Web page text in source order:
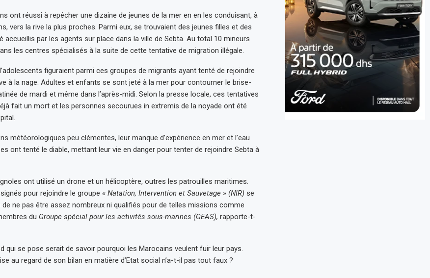
ont réussi à repêcher une dizaine de jeunes de la mer en en les conduisant, à
vers la rive la plus proches. Parmi eux, se trouvaient des jeunes filles et des
accueillis par les agents sur place dans la ville de Sebta. Au total 10 mineurs
les centres spécialisés à la suite de cette tentative de migration illégale.
figuraient parmi ces groupes de migrants ayant tenté de rejoindre
à la nage. Adultes et enfants se sont jeté à la mer pour contourner le brise-
de mardi et même dans l’après-midi. Selon la presse locale, ces tentatives
fait un mort et les personnes secourues in extremis de la noyade ont été
météorologiques peu clémentes, leur manque d’expérience en mer et l’eau
ont tenté le diable, mettant leur vie en danger pour tenter de rejoindre Sebta à
ont utilisé un drone et un hélicoptère, outres les patrouilles maritimes.
pour rejoindre le groupe « Natation, Intervention et Sauvetage » (NIR) se
ne pas être assez nombreux ni qualifiés pour de telles missions comme
du Groupe spécial pour les activités sous-marines (GEAS), rapporte-t-
qui se pose serait de savoir pourquoi les Marocains veulent fuir leur pays.
au regard de son bilan en matière d’Etat social n’a-t-il pas tout faux ?